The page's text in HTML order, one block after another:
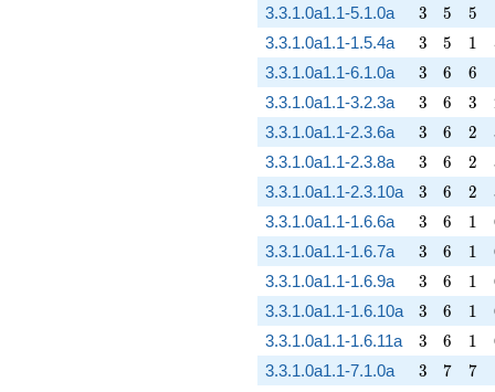
3.3.1.0a1.1-5.1.0a 3
3 5
5 5
5
3.3.1.0a1.1-1.5.4a 3
3 5
5 11
3.3.1.0a1.1-6.1.0a 3
3 6
6 6
6
3.3.1.0a1.1-3.2.3a 3
3 6
6 3
3
3.3.1.0a1.1-2.3.6a 3
3 6
6 2
2
3.3.1.0a1.1-2.3.8a 3
3 6
6 2
2
3.3.1.0a1.1-2.3.10a 3
3 6
6 2
2
3.3.1.0a1.1-1.6.6a 3
3 6
6 11
3.3.1.0a1.1-1.6.7a 3
3 6
6 11
3.3.1.0a1.1-1.6.9a 3
3 6
6 11
3.3.1.0a1.1-1.6.10a 3
3 6
6 11
3.3.1.0a1.1-1.6.11a 3
3 6
6 11
3.3.1.0a1.1-7.1.0a 3
3 7
7 7
7